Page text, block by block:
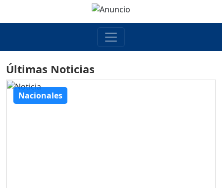
Últimas Noticias
Nacionales